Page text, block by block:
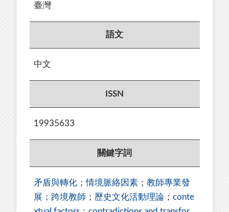
臺灣
語文
中文
ISSN
19935633
關鍵字詞
矛盾與轉化 ；情境脈絡因素 ； 教師專業發
展 ； 跨境教師 ； 歷史文化活動理論 ； conte